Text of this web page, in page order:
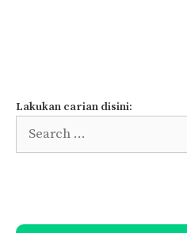
Lakukan carian disini:
Search
for: